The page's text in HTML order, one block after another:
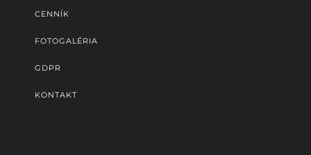
CENNÍK
FOTOGALÉRIA
GDPR
KONTAKT